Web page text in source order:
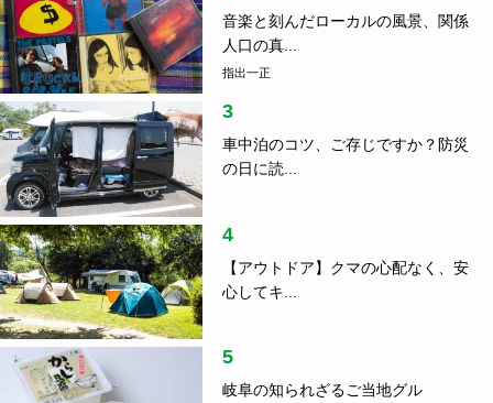
音楽と刻んだローカルの風景、関係
人口の真...
指出一正
3
車中泊のコツ、ご存じですか？防災
の日に読...
4
【アウトドア】クマの心配なく、安
心してキ...
5
岐阜の知られざるご当地グル